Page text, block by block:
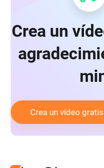
Crea un
Crea un vídeo gratis